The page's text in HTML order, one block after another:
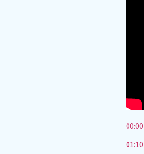
00:00
01:10